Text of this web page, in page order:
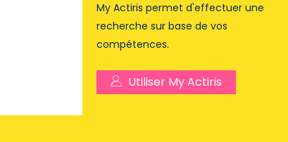
My Actiris permet d'effectuer une
recherche sur base de vos
compétences.
Utiliser My Actiris